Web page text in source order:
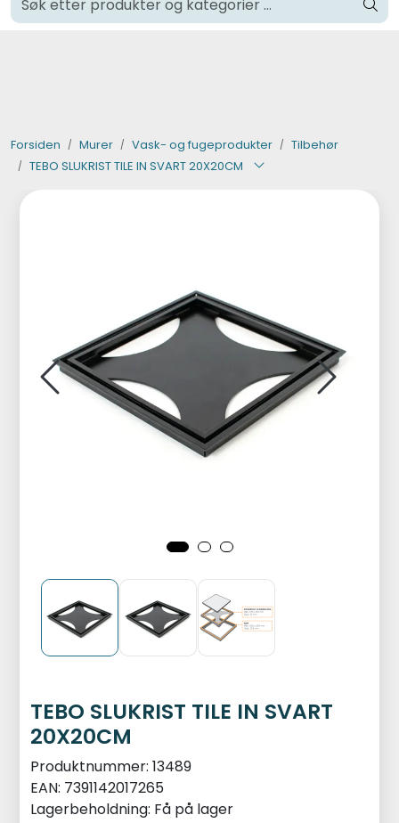
Skip to main content Klikk og hent i Oslo
Forsiden Murer Vask- og fugeprodukter
Tilbehør
TEBO SLUKRIST TILE IN SVART 20X20CM
TEBO SLUKRIST TILE IN SVART
20X20CM
Produktnummer: 13489
EAN: 7391142017265
Lagerbeholdning: Få på lager
Byggevarer